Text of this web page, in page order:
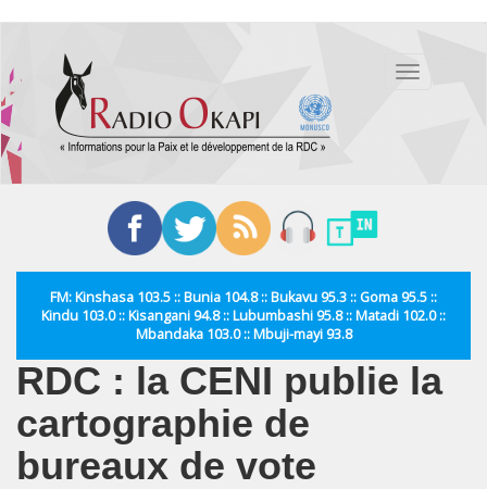
contenu
principal
Toggle
FM: Kinshasa 103.5 :: Bunia 104.8 :: Bukavu 95.3 :: Goma 95.5 ::
Kindu 103.0 :: Kisangani 94.8 :: Lubumbashi 95.8 :: Matadi 102.0 ::
Mbandaka 103.0 :: Mbuji-mayi 93.8
RDC : la CENI publie la
cartographie de
bureaux de vote